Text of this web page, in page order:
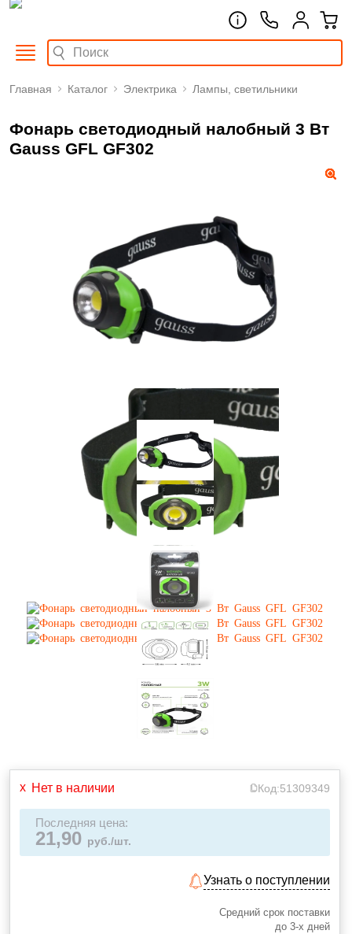
Главная Каталог Электрика Лампы, светильники
Фонарь светодиодный налобный 3 Вт
Gauss GFL GF302
Нет в наличии Код:51309349
Последняя цена:
21,90 руб./шт.
Узнать о поступлении
Средний срок поставки
до 3-х дней